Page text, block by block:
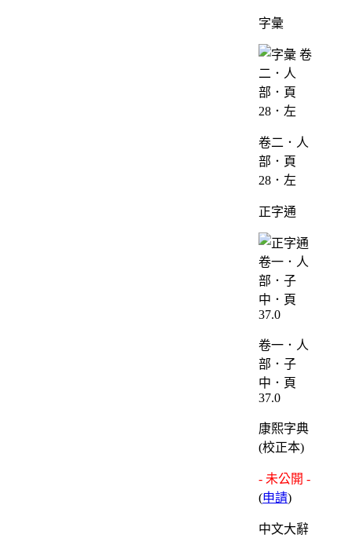
字彙
卷二．人
部．頁
28．左
正字通
卷一．人
部．子
中．頁
37.0
康熙字典
(校正本)
- 未公開 -
(申請)
中文大辭